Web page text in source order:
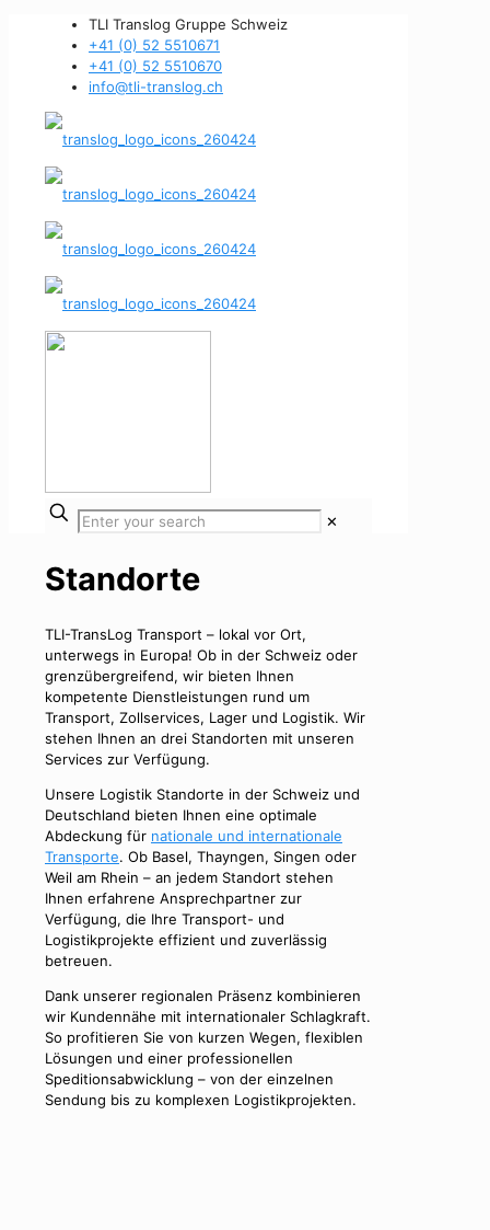
TLI Translog Gruppe Schweiz
+41 (0) 52 5510671
+41 (0) 52 5510670
info@tli-translog.ch
✕
Standorte
TLI-TransLog Transport – lokal vor Ort,
unterwegs in Europa! Ob in der Schweiz oder
grenzübergreifend, wir bieten Ihnen
kompetente Dienstleistungen rund um
Transport, Zollservices, Lager und Logistik. Wir
stehen Ihnen an drei Standorten mit unseren
Services zur Verfügung.
Unsere Logistik Standorte in der Schweiz und
Deutschland bieten Ihnen eine optimale
Abdeckung für nationale und internationale
Transporte. Ob Basel, Thayngen, Singen oder
Weil am Rhein – an jedem Standort stehen
Ihnen erfahrene Ansprechpartner zur
Verfügung, die Ihre Transport- und
Logistikprojekte effizient und zuverlässig
betreuen.
Dank unserer regionalen Präsenz kombinieren
wir Kundennähe mit internationaler Schlagkraft.
So profitieren Sie von kurzen Wegen, flexiblen
Lösungen und einer professionellen
Speditionsabwicklung – von der einzelnen
Sendung bis zu komplexen Logistikprojekten.